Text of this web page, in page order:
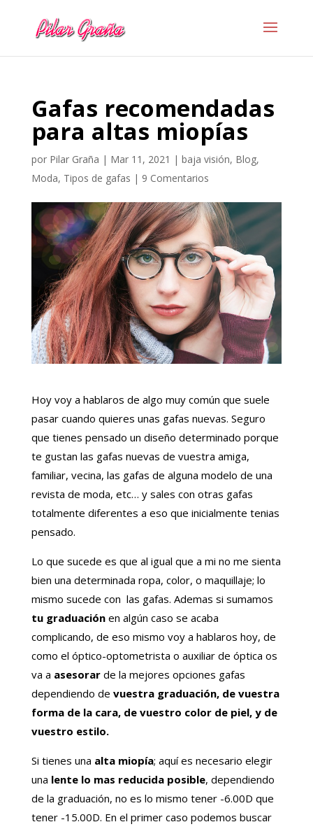
Gafas recomendadas
para altas miopías
por Pilar Graña | Mar 11, 2021 | baja visión, Blog,
Moda, Tipos de gafas | 9 Comentarios
Hoy voy a hablaros de algo muy común que suele
pasar cuando quieres unas gafas nuevas. Seguro
que tienes pensado un diseño determinado porque
te gustan las gafas nuevas de vuestra amiga,
familiar, vecina, las gafas de alguna modelo de una
revista de moda, etc… y sales con otras gafas
totalmente diferentes a eso que inicialmente tenias
pensado.
Lo que sucede es que al igual que a mi no me sienta
bien una determinada ropa, color, o maquillaje; lo
mismo sucede con las gafas. Ademas si sumamos
tu graduaciónen algún caso se acaba
complicando, de eso mismo voy a hablaros hoy, de
como el óptico-optometrista o auxiliar de óptica os
va a asesorarde la mejores opciones gafas
dependiendo de vuestra graduación, de vuestra
forma de la cara, de vuestro color de piel, y de
vuestro estilo.
Si tienes una alta miopía; aquí es necesario elegir
una lente lo mas reducida posible, dependiendo
de la graduación, no es lo mismo tener -6.00D que
tener -15.00D. En el primer caso podemos buscar